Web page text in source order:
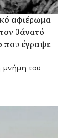
αφιέρωμα
θάνατό
που έγραψε
μνήμη του